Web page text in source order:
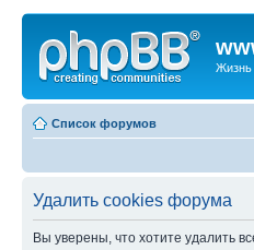
Жизнь
Список форумов
Удалить cookies форума
Вы уверены, что хотите удалить